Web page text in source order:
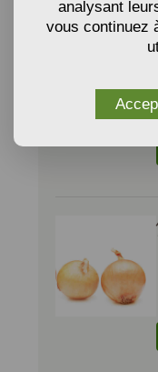
analysant
vous continuez